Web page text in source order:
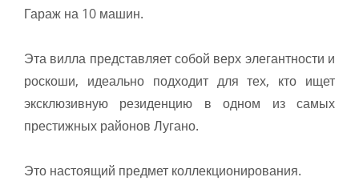
Гараж на 10 машин.
Эта вилла представляет собой верх элегантности и
роскоши, идеально подходит для тех, кто ищет
эксклюзивную резиденцию в одном из самых
престижных районов Лугано.
Это настоящий предмет коллекционирования.